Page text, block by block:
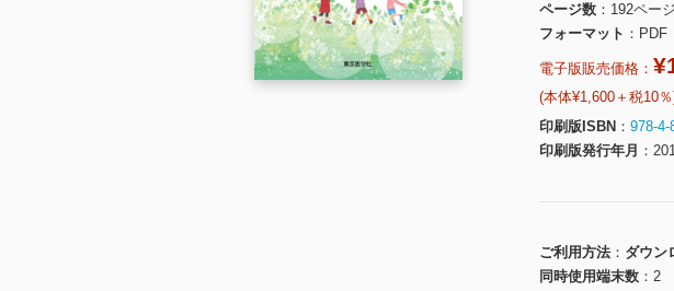
ページ数
192ページ
フォーマット
PDF
電子版販売価格：
(本体¥1,600＋税10
印刷版ISBN
978-4-
印刷版発行年月
ご利用方法
ダウン
同時使用端末数
2